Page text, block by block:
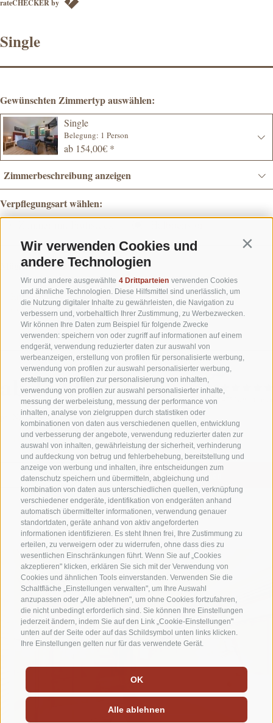
Wir verwenden Cookies und
andere Technologien
Wir und andere ausgewählte 4 Drittparteien verwenden Cookies
und ähnliche Technologien. Diese Hilfsmittel sind unerlässlich, um
die Nutzung digitaler Inhalte zu gewährleisten, die Navigation zu
verbessern und, vorbehaltlich Ihrer Zustimmung, zu Werbezwecken.
Wir können Ihre Daten zum Beispiel für folgende Zwecke
verwenden: speichern von oder zugriff auf informationen auf einem
endgerät, verwendung reduzierter daten zur auswahl von
werbeanzeigen, erstellung von profilen für personalisierte werbung,
verwendung von profilen zur auswahl personalisierter werbung,
erstellung von profilen zur personalisierung von inhalten,
verwendung von profilen zur auswahl personalisierter inhalte,
messung der werbeleistung, messung der performance von
inhalten, analyse von zielgruppen durch statistiken oder
kombinationen von daten aus verschiedenen quellen, entwicklung
und verbesserung der angebote, verwendung reduzierter daten zur
auswahl von inhalten, gewährleistung der sicherheit, verhinderung
und aufdeckung von betrug und fehlerbehebung, bereitstellung und
anzeige von werbung und inhalten, ihre entscheidungen zum
datenschutz speichern und übermitteln, abgleichung und
kombination von daten aus unterschiedlichen quellen, verknüpfung
verschiedener endgeräte, identifikation von endgeräten anhand
automatisch übermittelter informationen, verwendung genauer
standortdaten, geräte anhand von aktiv angeforderten
informationen identifizieren. Es steht Ihnen frei, Ihre Zustimmung zu
erteilen, zu verweigern oder zu widerrufen, ohne dass dies zu
wesentlichen Einschränkungen führt. Wenn Sie auf „Cookies
akzeptieren" klicken, erklären Sie sich mit der Verwendung von
Cookies und ähnlichen Tools einverstanden. Verwenden Sie die
Schaltfläche „Einstellungen verwalten", um Ihre Auswahl
anzupassen oder „Alle ablehnen", um ohne Cookies fortzufahren,
die nicht unbedingt erforderlich sind. Sie können Ihre Einstellungen
jederzeit ändern, indem Sie auf den Link „Cookie-Einstellungen"
unten auf der Seite oder auf das Schildsymbol unten links klicken.
Ihre Einstellungen gelten nur für das verwendete Gerät.
OK
Alle ablehnen